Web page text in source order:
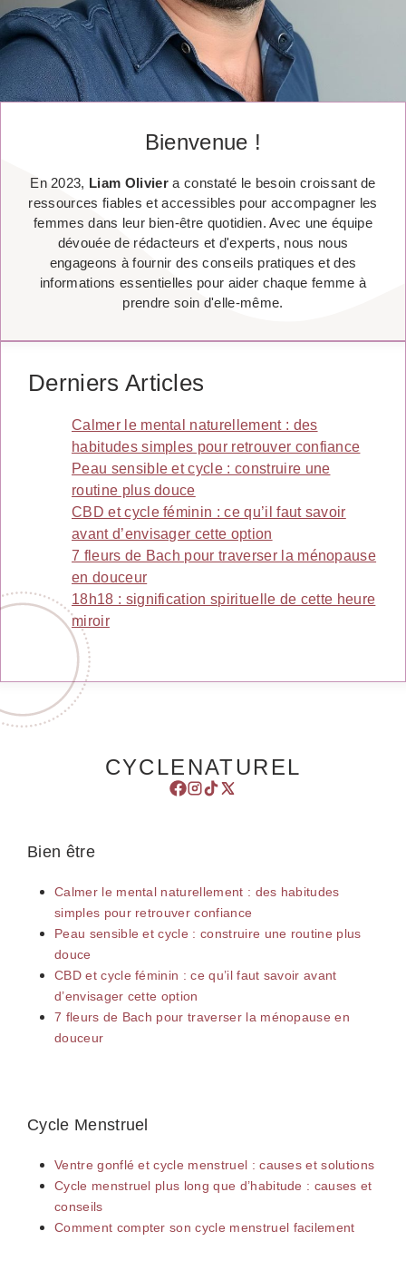
Bienvenue !
En 2023, Liam Oliviera constaté le besoin croissant de
ressources fiables et accessibles pour accompagner les
femmes dans leur bien-être quotidien. Avec une équipe
dévouée de rédacteurs et d'experts, nous nous
engageons à fournir des conseils pratiques et des
informations essentielles pour aider chaque femme à
prendre soin d'elle-même.
Derniers Articles
Calmer le mental naturellement : des
habitudes simples pour retrouver confiance
Peau sensible et cycle : construire une
routine plus douce
CBD et cycle féminin : ce qu’il faut savoir
avant d’envisager cette option
7 fleurs de Bach pour traverser la ménopause
en douceur
18h18 : signification spirituelle de cette heure
miroir
CYCLENATUREL
Bien être
Calmer le mental naturellement : des habitudes
simples pour retrouver confiance
Peau sensible et cycle : construire une routine plus
douce
CBD et cycle féminin : ce qu’il faut savoir avant
d’envisager cette option
7 fleurs de Bach pour traverser la ménopause en
douceur
Cycle Menstruel
Ventre gonflé et cycle menstruel : causes et solutions
Cycle menstruel plus long que d’habitude : causes et
conseils
Comment compter son cycle menstruel facilement